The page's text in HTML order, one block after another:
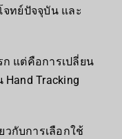
จทย์ปัจจุบัน และ
แต่คือการเปลี่ยน
Tracking
วกับการเลือกใช้